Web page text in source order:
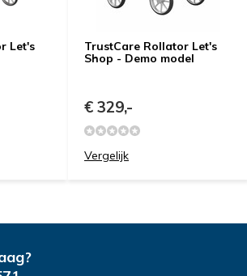
Let's
TrustCare Rollator Let's
Shop - Demo model
€ 329,-
Vergelijk